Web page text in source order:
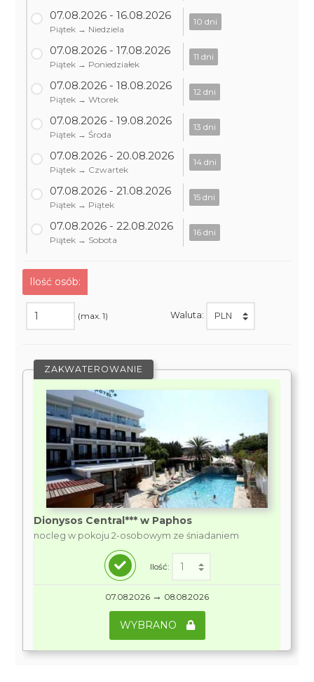
07.08.2026 - 16.08.2026
Piątek → Niedziela
10 dni
07.08.2026 - 17.08.2026
Piątek → Poniedziałek
11 dni
07.08.2026 - 18.08.2026
Piątek → Wtorek
12 dni
07.08.2026 - 19.08.2026
Piątek → Środa
13 dni
07.08.2026 - 20.08.2026
Piątek → Czwartek
14 dni
07.08.2026 - 21.08.2026
Piątek → Piątek
15 dni
07.08.2026 - 22.08.2026
Piątek → Sobota
16 dni
Ilość osób:
(max. 1) Waluta:
ZAKWATEROWANIE
Dionysos Central*** w Paphos
nocleg w pokoju 2-osobowym ze śniadaniem
Ilość:
07.08.2026 → 08.08.2026
WYBRANO